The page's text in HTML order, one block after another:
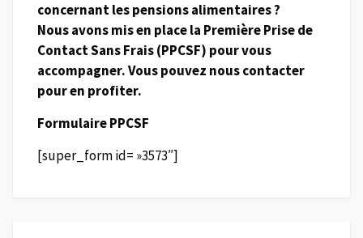
concernant les pensions alimentaires ?
Nous avons mis en place la Première Prise de
Contact Sans Frais (PPCSF) pour vous
accompagner. Vous pouvez nous contacter
pour en profiter.
Formulaire PPCSF
[super_form id= »3573″]